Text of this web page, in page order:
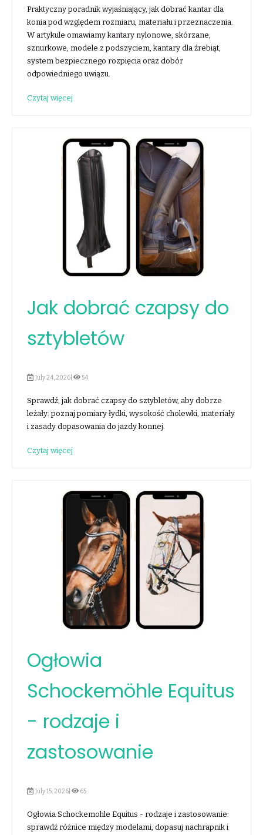
Praktyczny poradnik wyjaśniający, jak dobrać kantar dla
konia pod względem rozmiaru, materiału i przeznaczenia.
W artykule omawiamy kantary nylonowe, skórzane,
sznurkowe, modele z podszyciem, kantary dla źrebiąt,
system bezpiecznego rozpięcia oraz dobór
odpowiedniego uwiązu.
Czytaj więcej
Jak dobrać czapsy do
sztybletów
July 24, 2026| 54
Sprawdź, jak dobrać czapsy do sztybletów, aby dobrze
leżały: poznaj pomiary łydki, wysokość cholewki, materiały
i zasady dopasowania do jazdy konnej.
Czytaj więcej
Ogłowia
Schockemöhle Equitus
- rodzaje i
zastosowanie
July 15, 2026| 65
Ogłowia Schockemohle Equitus - rodzaje i zastosowanie:
sprawdź różnice między modelami, dopasuj nachrapnik i